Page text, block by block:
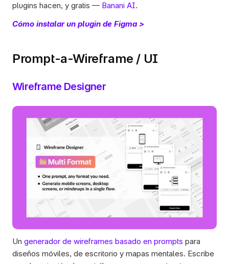
plugins hacen, y gratis — Banani AI.
Cómo instalar un plugin de Figma >
Prompt-a-Wireframe / UI
Wireframe Designer
Un generador de wireframes basado en prompts para
diseños móviles, de escritorio y mapas mentales. Escribe